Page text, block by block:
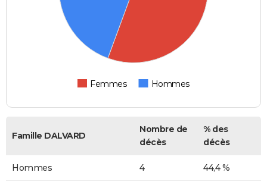
Femmes Hommes
Famille DALVARD
Nombre de
décès
% des
décès
Hommes 4 44,4 %